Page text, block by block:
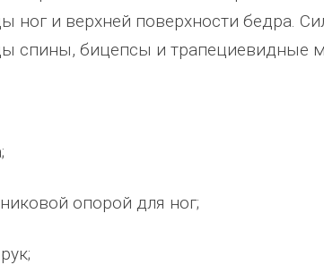
ног и верхней поверхности бедра.
спины, бицепсы и трапециевидные
опорой для ног;